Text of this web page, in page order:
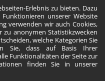
Erlebnis zu bieten. Dazu
unserer Website
verwenden wir auch Cookies,
anonymen Statistikzwecken
welche Kategorien Sie
Sie, dass auf Basis Ihrer
Funktionalitäten der Seite zur
finden Sie in unserer